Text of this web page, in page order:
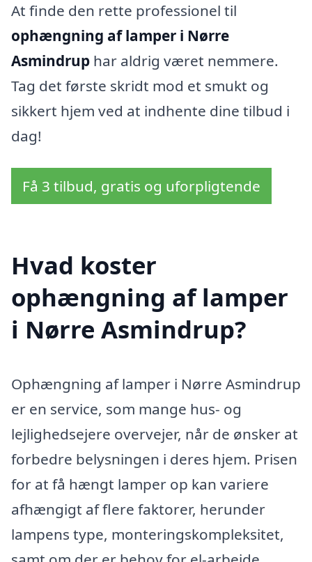
At finde den rette professionel til
ophængning af lamper i Nørre
Asmindrup har aldrig været nemmere.
Tag det første skridt mod et smukt og
sikkert hjem ved at indhente dine tilbud i
dag!
Få 3 tilbud, gratis og uforpligtende
Hvad koster
ophængning af lamper
i Nørre Asmindrup?
Ophængning af lamper i Nørre Asmindrup
er en service, som mange hus- og
lejlighedsejere overvejer, når de ønsker at
forbedre belysningen i deres hjem. Prisen
for at få hængt lamper op kan variere
afhængigt af flere faktorer, herunder
lampens type, monteringskompleksitet,